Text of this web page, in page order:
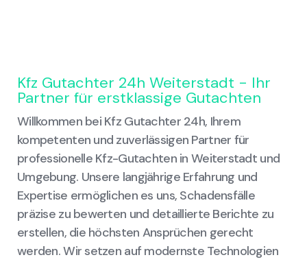
Kfz Gutachter 24h Weiterstadt - Ihr
Partner für erstklassige Gutachten
Willkommen bei Kfz Gutachter 24h, Ihrem
kompetenten und zuverlässigen Partner für
professionelle Kfz-Gutachten in Weiterstadt und
Umgebung. Unsere langjährige Erfahrung und
Expertise ermöglichen es uns, Schadensfälle
präzise zu bewerten und detaillierte Berichte zu
erstellen, die höchsten Ansprüchen gerecht
werden. Wir setzen auf modernste Technologien